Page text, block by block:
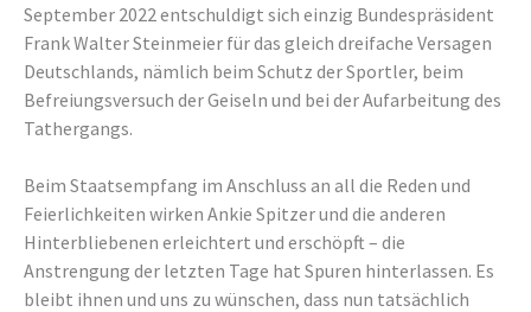
September 2022 entschuldigt sich einzig Bundespräsident
Frank Walter Steinmeier für das gleich dreifache Versagen
Deutschlands, nämlich beim Schutz der Sportler, beim
Befreiungsversuch der Geiseln und bei der Aufarbeitung des
Tathergangs.
Beim Staatsempfang im Anschluss an all die Reden und
Feierlichkeiten wirken Ankie Spitzer und die anderen
Hinterbliebenen erleichtert und erschöpft – die
Anstrengung der letzten Tage hat Spuren hinterlassen. Es
bleibt ihnen und uns zu wünschen, dass nun tatsächlich